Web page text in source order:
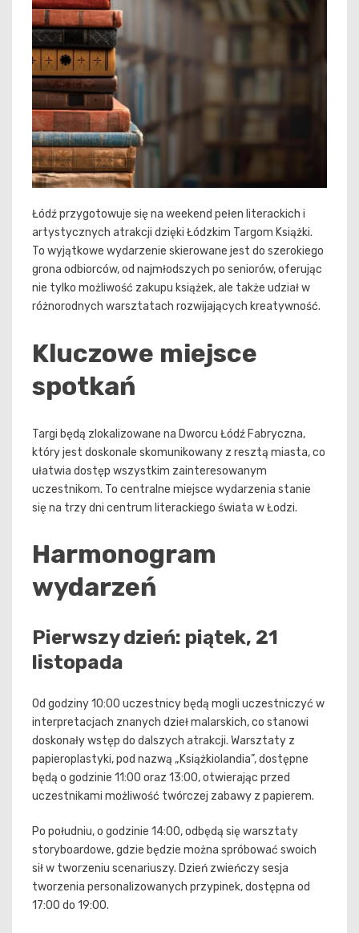
Łódź przygotowuje się na weekend pełen literackich i
artystycznych atrakcji dzięki Łódzkim Targom Książki.
To wyjątkowe wydarzenie skierowane jest do szerokiego
grona odbiorców, od najmłodszych po seniorów, oferując
nie tylko możliwość zakupu książek, ale także udział w
różnorodnych warsztatach rozwijających kreatywność.
Kluczowe miejsce
spotkań
Targi będą zlokalizowane na Dworcu Łódź Fabryczna,
który jest doskonale skomunikowany z resztą miasta, co
ułatwia dostęp wszystkim zainteresowanym
uczestnikom. To centralne miejsce wydarzenia stanie
się na trzy dni centrum literackiego świata w Łodzi.
Harmonogram
wydarzeń
Pierwszy dzień: piątek, 21
listopada
Od godziny 10:00 uczestnicy będą mogli uczestniczyć w
interpretacjach znanych dzieł malarskich, co stanowi
doskonały wstęp do dalszych atrakcji. Warsztaty z
papieroplastyki, pod nazwą „Książkiolandia”, dostępne
będą o godzinie 11:00 oraz 13:00, otwierając przed
uczestnikami możliwość twórczej zabawy z papierem.
Po południu, o godzinie 14:00, odbędą się warsztaty
storyboardowe, gdzie będzie można spróbować swoich
sił w tworzeniu scenariuszy. Dzień zwieńczy sesja
tworzenia personalizowanych przypinek, dostępna od
17:00 do 19:00.